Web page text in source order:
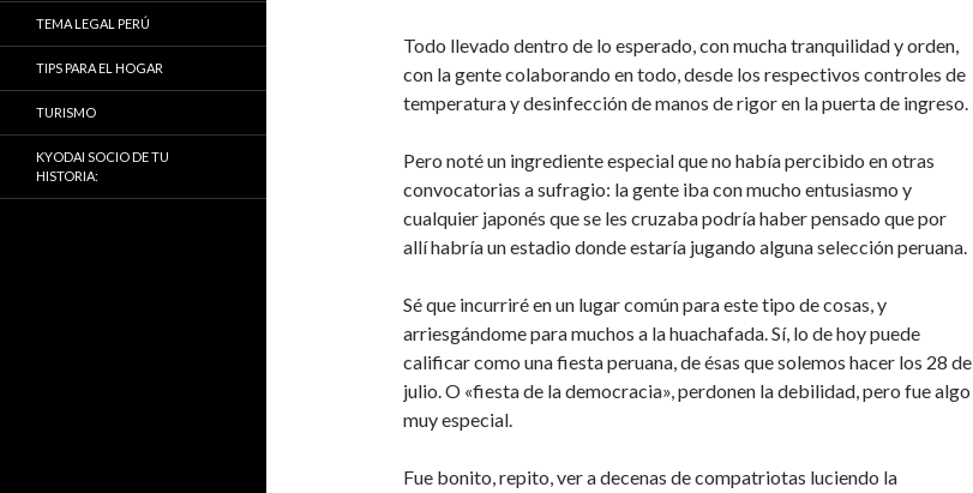
Todo llevado dentro de lo esperado, con mucha tranquilidad y orden,
con la gente colaborando en todo, desde los respectivos controles de
temperatura y desinfección de manos de rigor en la puerta de ingreso.
Pero noté un ingrediente especial que no había percibido en otras
convocatorias a sufragio: la gente iba con mucho entusiasmo y
cualquier japonés que se les cruzaba podría haber pensado que por
allí habría un estadio donde estaría jugando alguna selección peruana.
Sé que incurriré en un lugar común para este tipo de cosas, y
arriesgándome para muchos a la huachafada. Sí, lo de hoy puede
calificar como una fiesta peruana, de ésas que solemos hacer los 28 de
julio. O «fiesta de la democracia», perdonen la debilidad, pero fue algo
muy especial.
Fue bonito, repito, ver a decenas de compatriotas luciendo la
TEMA LEGAL PERÚ
TIPS PARA EL HOGAR
TURISMO
KYODAI SOCIO DE TU
HISTORIA: